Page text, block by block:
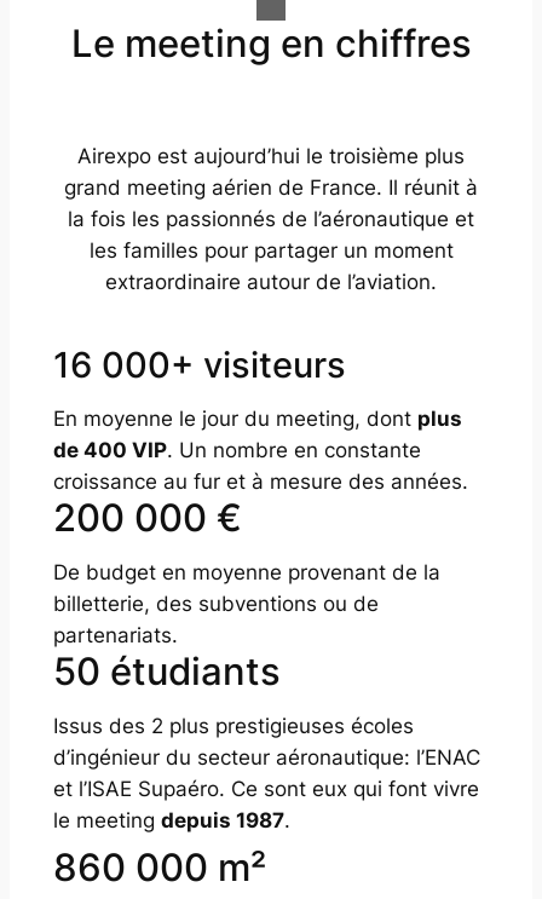
Le meeting en chiffres
Airexpo est aujourd’hui le troisième plus
grand meeting aérien de France. Il réunit à
la fois les passionnés de l’aéronautique et
les familles pour partager un moment
extraordinaire autour de l’aviation.
16 000+ visiteurs
En moyenne le jour du meeting, dont plus
de 400 VIP. Un nombre en constante
croissance au fur et à mesure des années.
200 000 €
De budget en moyenne provenant de la
billetterie, des subventions ou de
partenariats.
50 étudiants
Issus des 2 plus prestigieuses écoles
d’ingénieur du secteur aéronautique: l’ENAC
et l’ISAE Supaéro. Ce sont eux qui font vivre
le meeting depuis 1987.
860 000 m²